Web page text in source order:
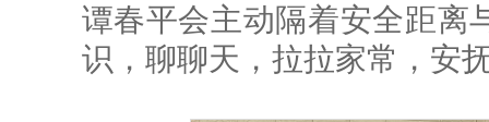
谭春平会主动隔着安全距离
识，聊聊天，拉拉家常，安